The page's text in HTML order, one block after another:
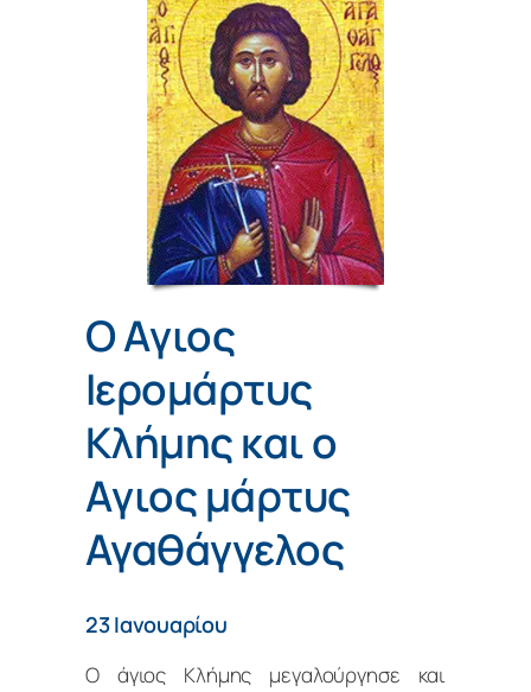
Ο Aγιος
Iερομάρτυς
Κλήμης και ο
Aγιος μάρτυς
Αγαθάγγελος
23 Ιανουαρίου
Ο άγιος Κλήμης μεγαλούργησε και